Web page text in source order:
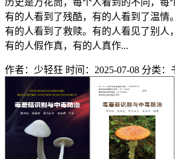
历史是万花筒，每个人看到的不同，每
有的人看到了残酷，有的人看到了温情
有的人看到了救赎。有的人看见了别人
有的人假作真，有的人真作...
作者：少轻狂 时间：2025-07-08 分类：